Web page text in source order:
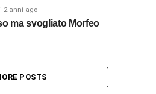
2 anni ago
ma svogliato Morfeo
POSTS